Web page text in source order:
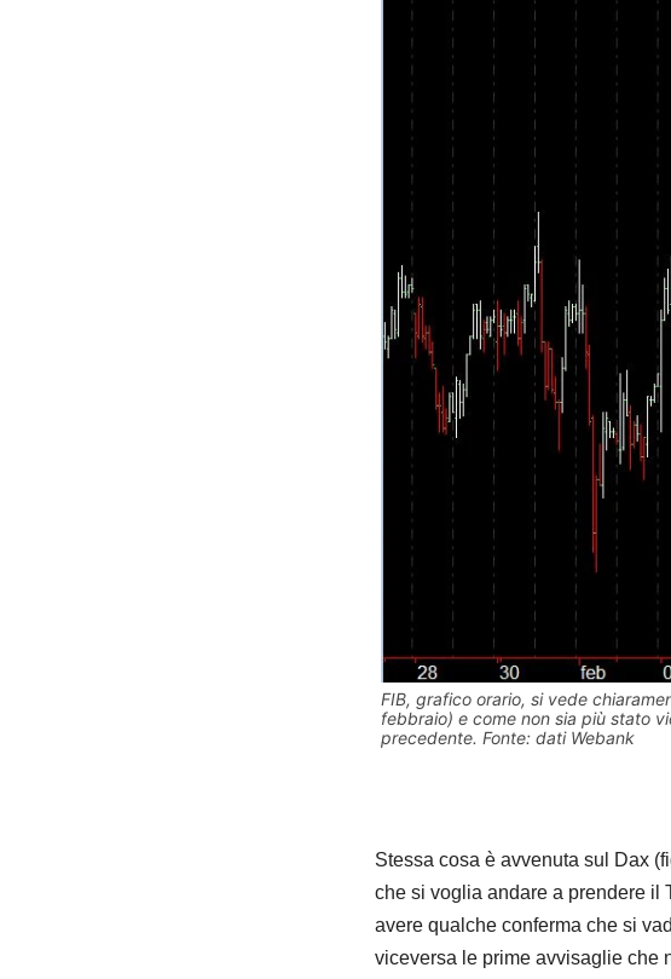
FIB, grafico orario, si vede
febbraio) e come non sia più stato
precedente. Fonte: dati Webank
Stessa cosa è avvenuta sul Dax
che si voglia andare a prendere il
avere qualche conferma che si
viceversa le prime avvisaglie che